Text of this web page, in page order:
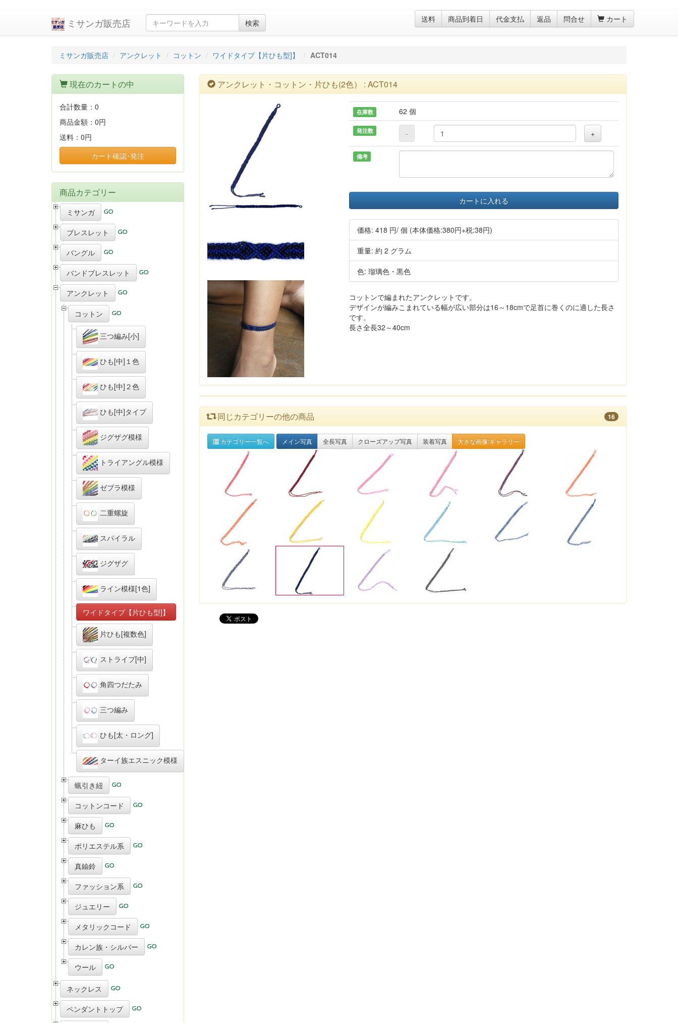
ミサンガ販売店 検索 送料 商品到着日 代金支払 返品 問合せ カート
ミサンガ販売店 アンクレット コットン ワイドタイプ【片ひも型]】 ACT014
アンクレット・コットン・片ひも(2色） : ACT014
在庫数 62 個
発注数 - +
備考
カートに入れる
価格:418 円/ 個 (本体価格:380円+税:38円)
重量: 約 2 グラム
色: 瑠璃色・黒色
コットンで編まれたアンクレットです。
デザインが編みこまれている幅が広い部分は16～18cmで足首に巻くのに適した長さ
です。
長さ全長32～40cm
同じカテゴリーの他の商品 16
カテゴリー一覧へ メイン写真 全長写真 クローズアップ写真 装着写真 大きな画像:ギャラリー
現在のカートの中
合計数量： 0
商品金額： 0円
送料： 0円
カート確認･発注
商品カテゴリー
ミサンガ
ブレスレット
バングル
バンドブレスレット
アンクレット
コットン
三つ編み[小]
ひも[中]１色
ひも[中]２色
ひも[中]タイプ
ジグザグ模様
トライアングル模様
ゼブラ模様
二重螺旋
スパイラル
ジグザグ
ライン模様[1色]
ワイドタイプ【片ひも型]】
片ひも[複数色]
ストライプ[中]
角四つだたみ
三つ編み
ひも[太・ロング]
ターイ族エスニック模様
蝋引き紐
コットンコード
麻ひも
ポリエステル系
真鍮鈴
ファッション系
ジュエリー
メタリックコード
カレン族・シルバー
ウール
ネックレス
ペンダントトップ